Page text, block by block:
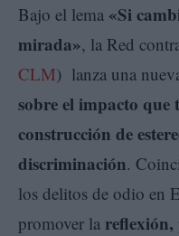
Bajo el lema «Si
mirada», la Red
CLM) lanza una
sobre el impacto que
construcción de
discriminación.
los delitos de odio en
promover la reflexión,